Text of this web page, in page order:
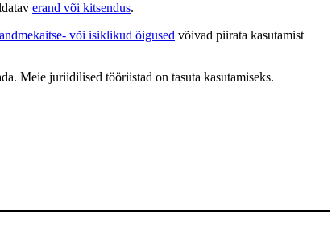
erand või kitsendus.
või isiklikud õigused võivad piirata kasutamist
Meie juriidilised tööriistad on tasuta kasutamiseks.